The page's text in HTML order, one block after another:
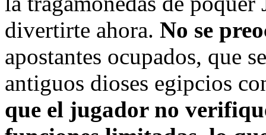
divertirte ahora. No se
apostantes ocupados, que
antiguos dioses egipcios
que el jugador no